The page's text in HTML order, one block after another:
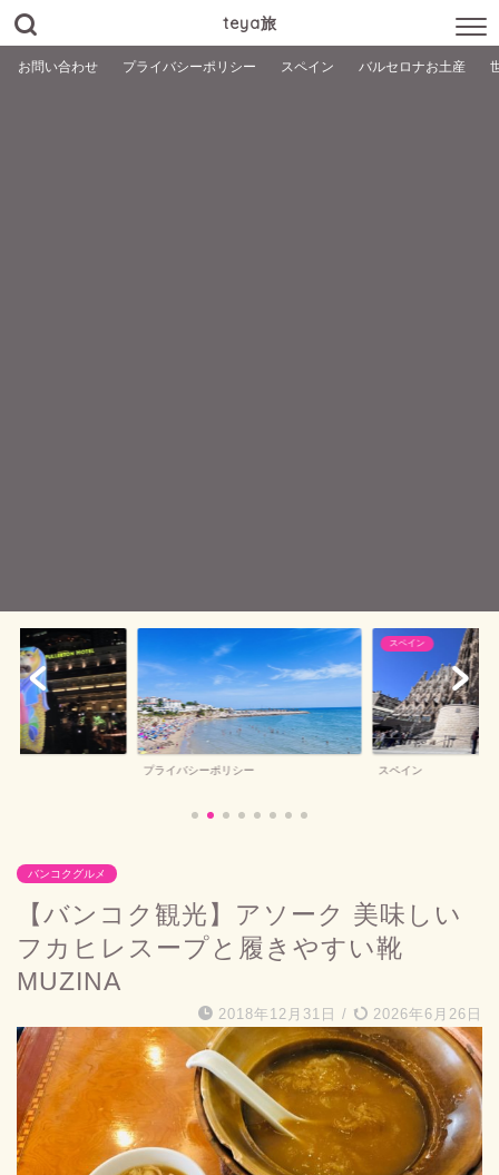
teya旅
お問い合わせ プライバシーポリシー スペイン バルセロナお土産
スペイン
スペイン
バルセロナ
バンコクグルメ
【バンコク観光】アソーク 美味しい
フカヒレスープと履きやすい靴
MUZINA
2018年12月31日 / 2026年6月26日